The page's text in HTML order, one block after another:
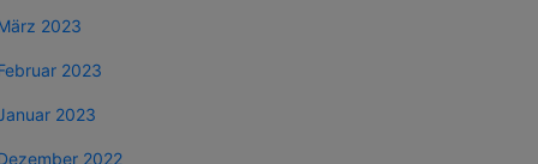
2023
2023
2023
2022